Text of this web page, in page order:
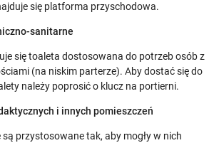
się platforma przyschodowa.
sanitarne
się toaleta dostosowana do potrzeb osób z
(na niskim parterze). Aby dostać się do
należy poprosić o klucz na portierni.
i innych pomieszczeń
przystosowane tak, aby mogły w nich